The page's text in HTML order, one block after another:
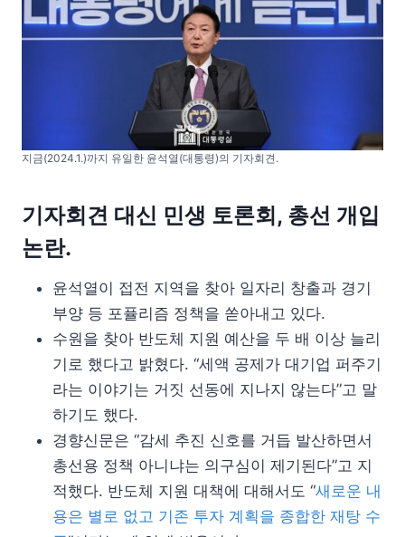
지금(2024.1.)까지 유일한 윤석열(대통령)의 기자회견.
기자회견 대신 민생 토론회, 총선 개입
논란.
윤석열이 접전 지역을 찾아 일자리 창출과 경기
부양 등 포퓰리즘 정책을 쏟아내고 있다.
수원을 찾아 반도체 지원 예산을 두 배 이상 늘리
기로 했다고 밝혔다. “세액 공제가 대기업 퍼주기
라는 이야기는 거짓 선동에 지나지 않는다”고 말
하기도 했다.
경향신문은 “감세 추진 신호를 거듭 발산하면서
총선용 정책 아니냐는 의구심이 제기된다”고 지
적했다. 반도체 지원 대책에 대해서도 “새로운 내
용은 별로 없고 기존 투자 계획을 종합한 재탕 수